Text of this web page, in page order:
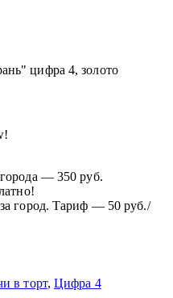
цифра 4, золото
— 350 руб.
за город. Тариф — 50 руб./
в торт, Цифра 4